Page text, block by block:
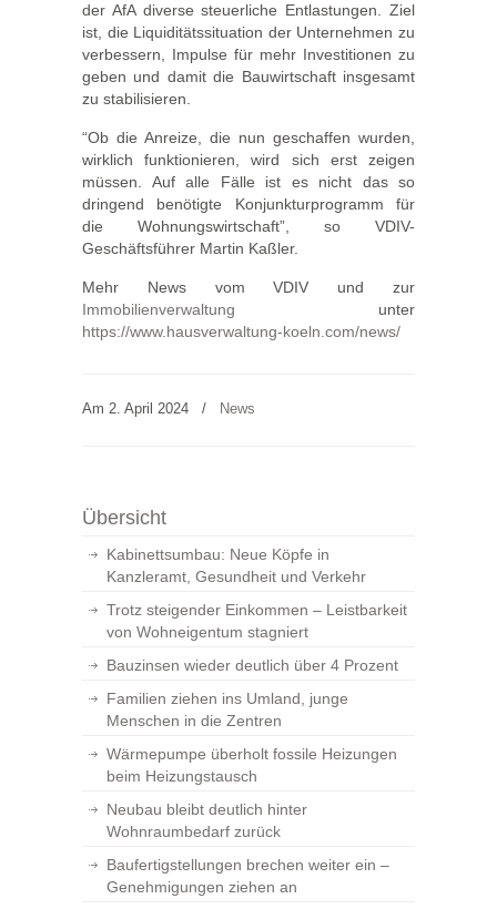
der AfA diverse steuerliche Entlastungen. Ziel
ist, die Liquiditätssituation der Unternehmen zu
verbessern, Impulse für mehr Investitionen zu
geben und damit die Bauwirtschaft insgesamt
zu stabilisieren.
“Ob die Anreize, die nun geschaffen wurden,
wirklich funktionieren, wird sich erst zeigen
müssen. Auf alle Fälle ist es nicht das so
dringend benötigte Konjunkturprogramm für
die Wohnungswirtschaft”, so VDIV-
Geschäftsführer Martin Kaßler.
Mehr News vom VDIV und zur
Immobilienverwaltung unter
https://www.hausverwaltung-koeln.com/news/
Am 2. April 2024 / News
Übersicht
Kabinettsumbau: Neue Köpfe in
Kanzleramt, Gesundheit und Verkehr
Trotz steigender Einkommen – Leistbarkeit
von Wohneigentum stagniert
Bauzinsen wieder deutlich über 4 Prozent
Familien ziehen ins Umland, junge
Menschen in die Zentren
Wärmepumpe überholt fossile Heizungen
beim Heizungstausch
Neubau bleibt deutlich hinter
Wohnraumbedarf zurück
Baufertigstellungen brechen weiter ein –
Genehmigungen ziehen an